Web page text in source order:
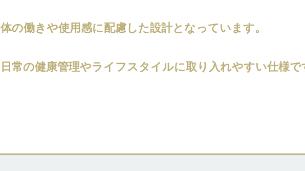
体の働きや使用感に配慮した設計となっています。
日常の健康管理やライフスタイルに取り入れやすい仕様で